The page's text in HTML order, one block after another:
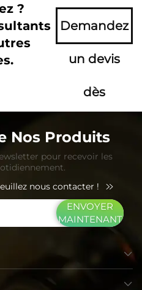
?
Demandez
un devis
dès
Nos Produits
pour recevoir les
nous contacter !
ENVOYER
MAINTENANT